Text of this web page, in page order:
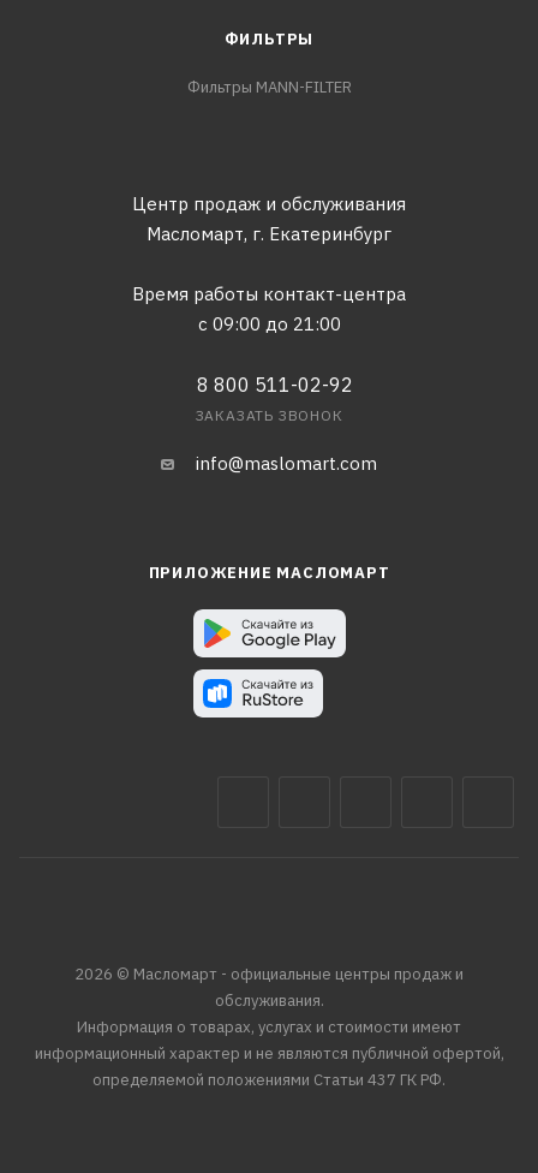
ФИЛЬТРЫ
Фильтры MANN-FILTER
Центр продаж и обслуживания
Масломарт, г. Екатеринбург
Время работы контакт-центра
с 09:00 до 21:00
8 800 511-02-92
ЗАКАЗАТЬ ЗВОНОК
info@maslomart.com
ПРИЛОЖЕНИЕ МАСЛОМАРТ
2026 © Масломарт - официальные центры продаж и
обслуживания.
Информация о товарах, услугах и стоимости имеют
информационный характер и не являются публичной офертой,
определяемой положениями Статьи 437 ГК РФ.